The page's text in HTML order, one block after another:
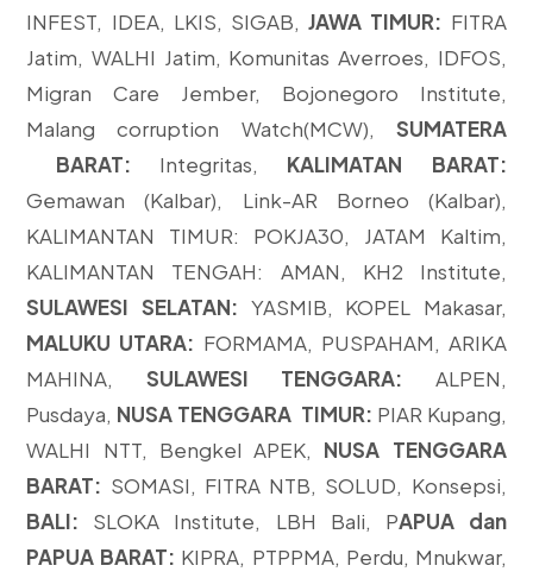
INFEST, IDEA, LKIS, SIGAB, JAWA TIMUR: FITRA
Jatim, WALHI Jatim, Komunitas Averroes, IDFOS,
Migran Care Jember, Bojonegoro Institute,
Malang corruption Watch(MCW), SUMATERA
BARAT: Integritas, KALIMATAN BARAT:
Gemawan (Kalbar), Link-AR Borneo (Kalbar),
KALIMANTAN TIMUR: POKJA30, JATAM Kaltim,
KALIMANTAN TENGAH: AMAN, KH2 Institute,
SULAWESI SELATAN: YASMIB, KOPEL Makasar,
MALUKU UTARA: FORMAMA, PUSPAHAM, ARIKA
MAHINA, SULAWESI TENGGARA: ALPEN,
Pusdaya, NUSA TENGGARA TIMUR: PIAR Kupang,
WALHI NTT, Bengkel APEK, NUSA TENGGARA
BARAT: SOMASI, FITRA NTB, SOLUD, Konsepsi,
BALI: SLOKA Institute, LBH Bali, PAPUA dan
PAPUA BARAT: KIPRA, PTPPMA, Perdu, Mnukwar,